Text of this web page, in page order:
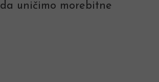
uničimo morebitne